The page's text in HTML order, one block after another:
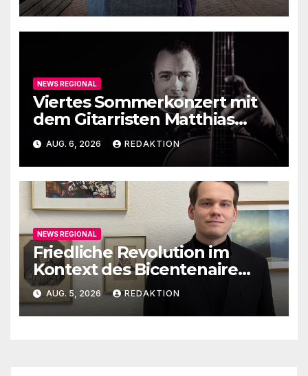
NEWS REGIONAL
Viertes Sommerkonzert mit
dem Gitarristen Matthias
Ehrig
AUG. 6, 2026 REDAKTION
NEWS REGIONAL
Friedliche Revolution im
Kontext des Bicentenaire
1789-1989
AUG. 5, 2026 REDAKTION